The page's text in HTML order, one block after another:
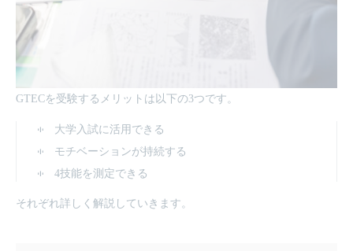
GTECを受験するメリットは以下の3つです。
大学入試に活用できる
モチベーションが持続する
4技能を測定できる
それぞれ詳しく解説していきます。